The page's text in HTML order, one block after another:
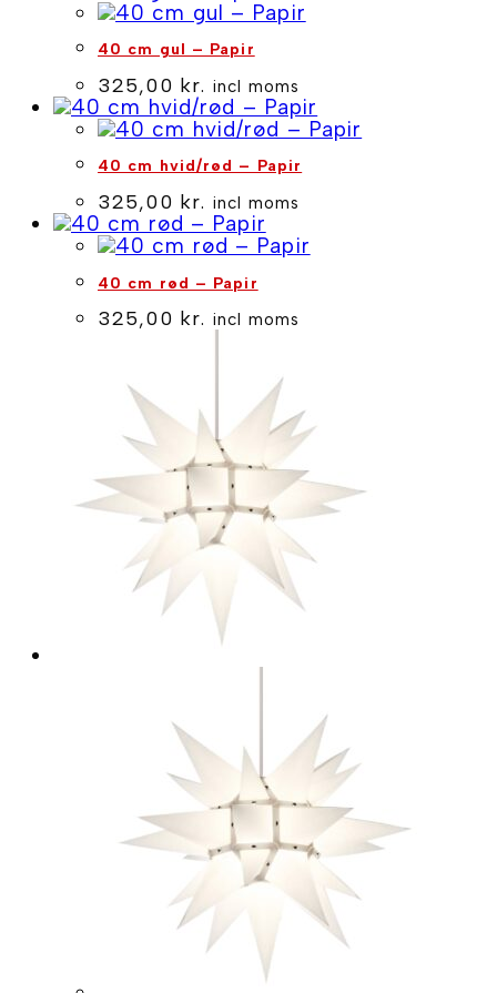
40 cm gul – Papir
325,00 kr. incl moms
40 cm hvid/rød – Papir
325,00 kr. incl moms
40 cm rød – Papir
325,00 kr. incl moms